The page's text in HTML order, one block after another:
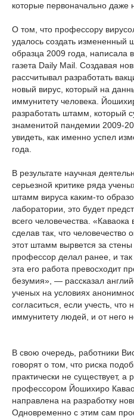
которые первоначально даже
О том, что профессору
удалось создать измененный
образца 2009 года, написала
газета Daily Mail. Создавая
рассчитывал разработать
новый вирус, который на
иммунитету человека.
разработать штамм, который
знаменитой пандемии 2009-
увидеть, как именно успел
года.
В результате научная
серьезной критике ряда
штамм вируса каким-то
лаборатории, это будет
всего человечества. «Каваока
сделав так, что человечество
этот штамм вырвется за
профессор делал ранее, и
эта его работа превосходит
безумия», — рассказал
ученых на условиях
согласиться, если учесть,
иммунитету людей, и от него
В свою очередь, работники
говорят о том, что риска
практически не существует, а
профессором Йошихиро
направлена на разработку
Одновременно с этим сам